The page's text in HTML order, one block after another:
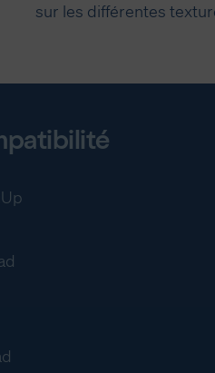
sur les différentes